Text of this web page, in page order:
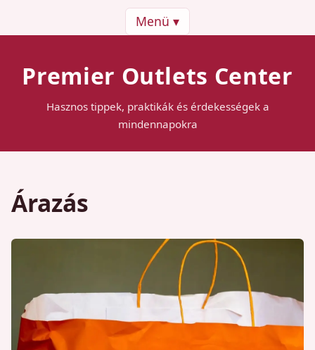
Menü ▾
Premier Outlets Center
Hasznos tippek, praktikák és érdekességek a
mindennapokra
Árazás